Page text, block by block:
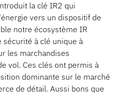
la clé IR2 qui
vers un dispositif de
notre écosystème IR
à clé unique à
les marchandises
vol. Ces clés ont permis à
dominante sur le marché
de détail. Aussi bons que